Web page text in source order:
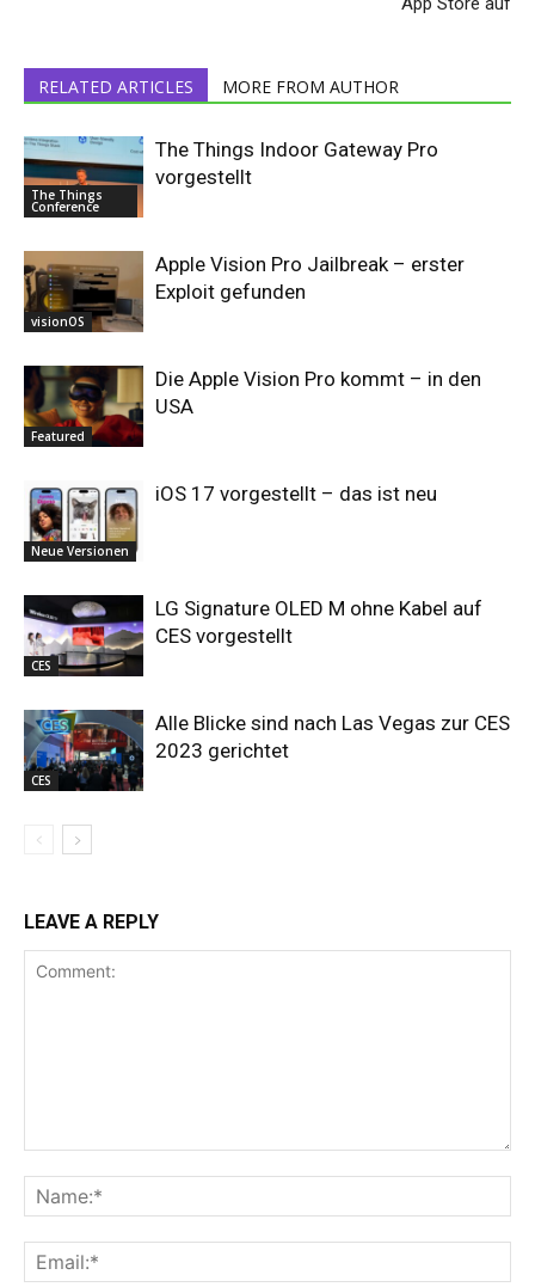
RELATED ARTICLES MORE FROM AUTHOR
The Things
Conference
The Things Indoor Gateway Pro
vorgestellt
visionOS
Apple Vision Pro Jailbreak – erster
Exploit gefunden
Featured
Die Apple Vision Pro kommt – in den
USA
Neue Versionen
iOS 17 vorgestellt – das ist neu
CES
LG Signature OLED M ohne Kabel auf
CES vorgestellt
CES
Alle Blicke sind nach Las Vegas zur CES
2023 gerichtet
LEAVE A REPLY